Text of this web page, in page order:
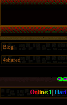
Blog
4shared
Online:1 Hari